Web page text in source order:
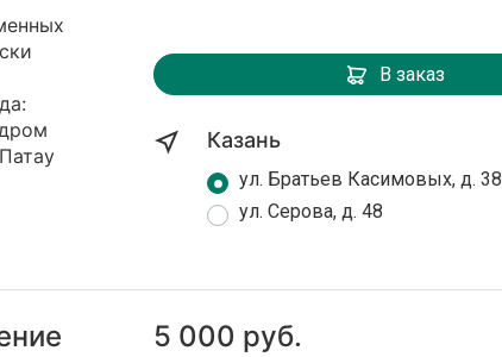
В заказ
Казань
ул. Братьев Касимовых, д. 38
ул. Серова, д. 48
5 000 руб.